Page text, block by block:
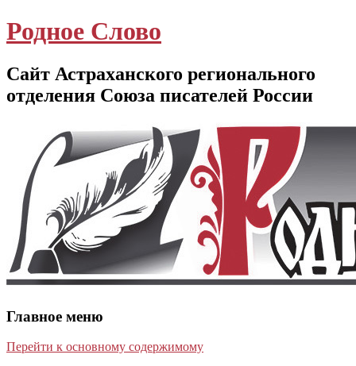
Родное Слово
Сайт Астраханского регионального
отделения Союза писателей России
Главное меню
Перейти к основному содержимому